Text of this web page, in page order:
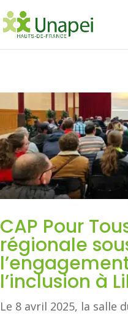
CAP Pour
régionale
l’inclusion à
Le 8 avril 2025, la salle